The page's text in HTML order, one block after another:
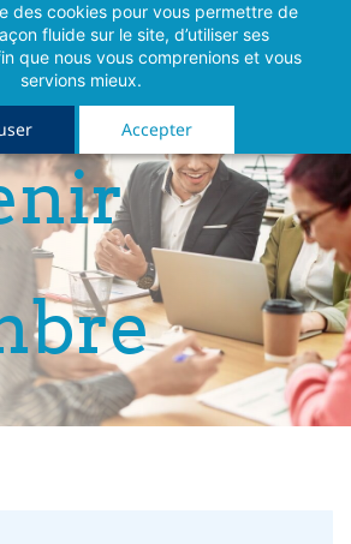
des cookies pour vous permettre de
fluide sur le site, d’utiliser ses
que nous vous comprenions et vous
servions mieux.
Accepter